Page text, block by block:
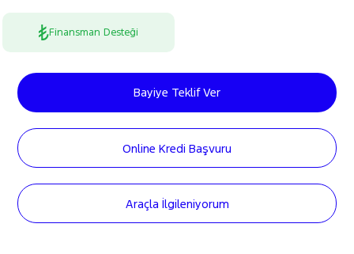
Finansman Desteği
Bayiye Teklif Ver
Online Kredi Başvuru
Araçla İlgileniyorum